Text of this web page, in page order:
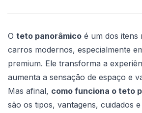
O teto panorâmico é um dos itens
carros modernos, especialmente
premium. Ele transforma a
aumenta a sensação de espaço e
Mas afinal, como funciona o teto
são os tipos, vantagens, cuidados